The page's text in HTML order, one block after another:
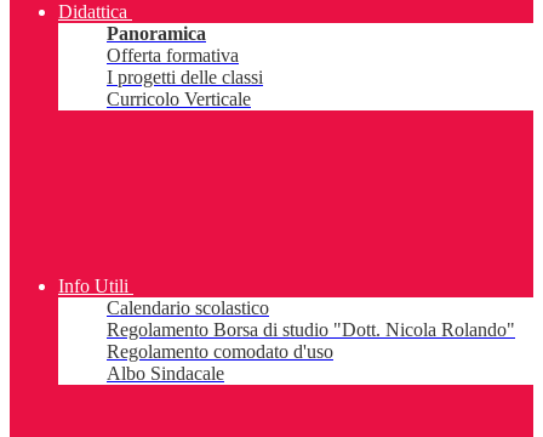
Didattica
Panoramica
Offerta formativa
I progetti delle classi
Curricolo Verticale
Info Utili
Calendario scolastico
Regolamento Borsa di studio "Dott. Nicola Rolando"
Regolamento comodato d'uso
Albo Sindacale